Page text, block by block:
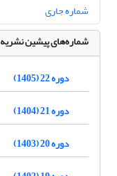
شماره جاری
شماره‌های پیشین نشریه
دوره 22 (1405)
دوره 21 (1404)
دوره 20 (1403)